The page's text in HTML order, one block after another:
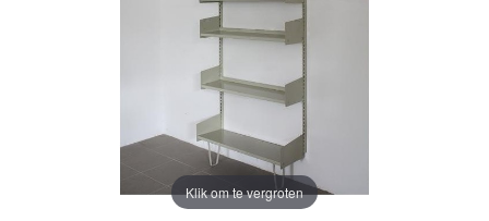
Klik om te vergroten